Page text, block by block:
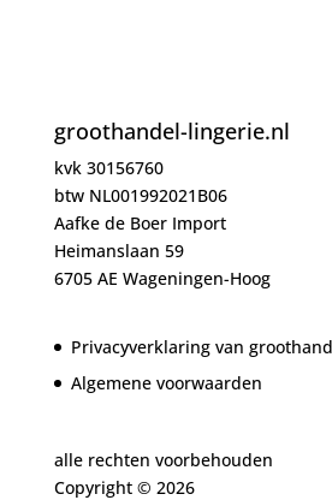
groothandel-lingerie.nl
kvk 30156760
btw NL001992021B06
Aafke de Boer Import
Heimanslaan 59
6705 AE Wageningen-Hoog
Privacyverklaring van
Algemene voorwaarden
alle rechten voorbehouden
Copyright © 2026